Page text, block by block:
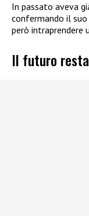
In passato aveva
confermando il
però intraprendere
Il futuro